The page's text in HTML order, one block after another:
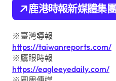
鹿港時報新媒體集團
※臺灣導報
https://taiwanreports.com/
※鷹眼時報
https://eagleeyedaily.com/